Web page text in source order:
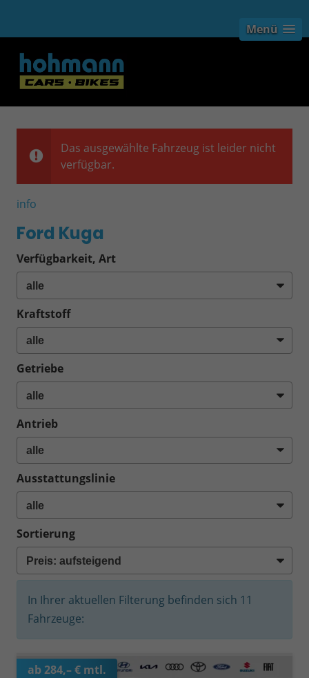
Menü
Das ausgewählte Fahrzeug ist leider nicht
verfügbar.
info
Ford Kuga
Verfügbarkeit, Art
Kraftstoff
Getriebe
Antrieb
Ausstattungslinie
Sortierung
In Ihrer aktuellen Filterung befinden sich 11
Fahrzeuge:
ab 284,– € mtl.